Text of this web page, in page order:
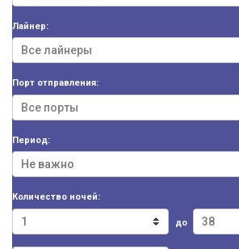
Лайнер:
Порт отправления:
Период:
Количество ночей:
до